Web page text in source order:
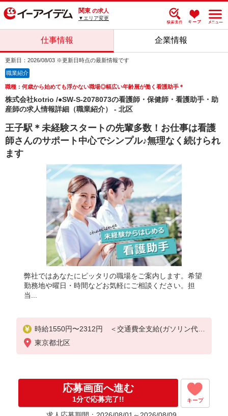
関東 の求人
▼エリア変更
仕事情報 企業情報
更新日：2026/08/03 ※更新日時点の最新情報です
職業紹介
職種：何歳から始めても浮かない職場◎幅広い年齢層が働く看護助手＊
株式会社kotrio /●SW-S-2078073の看護師・保健師・看護助手・助
産師の求人情報詳細（職業紹介） - 北区
王子駅＊未経験スタートの先輩多数！お仕事は看護
師さんのサポート中心でシンプル♪無理なく続けられ
ます
弊社ではあなたにピッタリの職場をご案内します。希望
勤務地や曜日・時間などお気軽にご相談ください。担
当...
時給1550円〜2312円 ＜交通費全支給(ガソリン代含
む)＞
東京都北区
応募画面へ進む
1分で応募完了!! キープ